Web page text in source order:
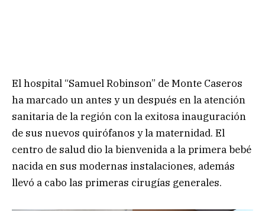
El hospital “Samuel Robinson” de Monte Caseros
ha marcado un antes y un después en la atención
sanitaria de la región con la exitosa inauguración
de sus nuevos quirófanos y la maternidad. El
centro de salud dio la bienvenida a la primera bebé
nacida en sus modernas instalaciones, además
llevó a cabo las primeras cirugías generales.